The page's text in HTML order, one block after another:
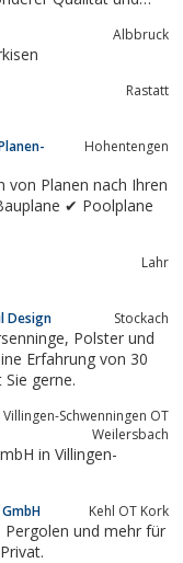
Rolle spielen dieAlbbruck
Planen, Markisen
Rastatt
Hohentengen
von Planen nach Ihren
Poolplane
Lahr
Design Stockach
Erfahrung von 30
gerne.
Villingen-Schwenningen OT
Weilersbach
in Villingen-
Kehl OT Kork
und Privat.